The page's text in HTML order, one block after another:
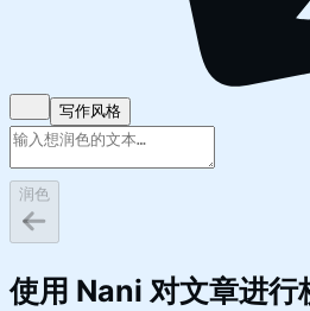
写作风格
润色
使用 Nani 对文章进行